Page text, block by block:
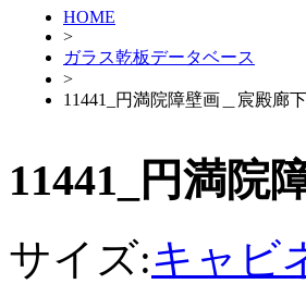
HOME
>
ガラス乾板データベース
>
11441_円満院障壁画＿宸殿廊
11441_円満院
サイズ:キャビ